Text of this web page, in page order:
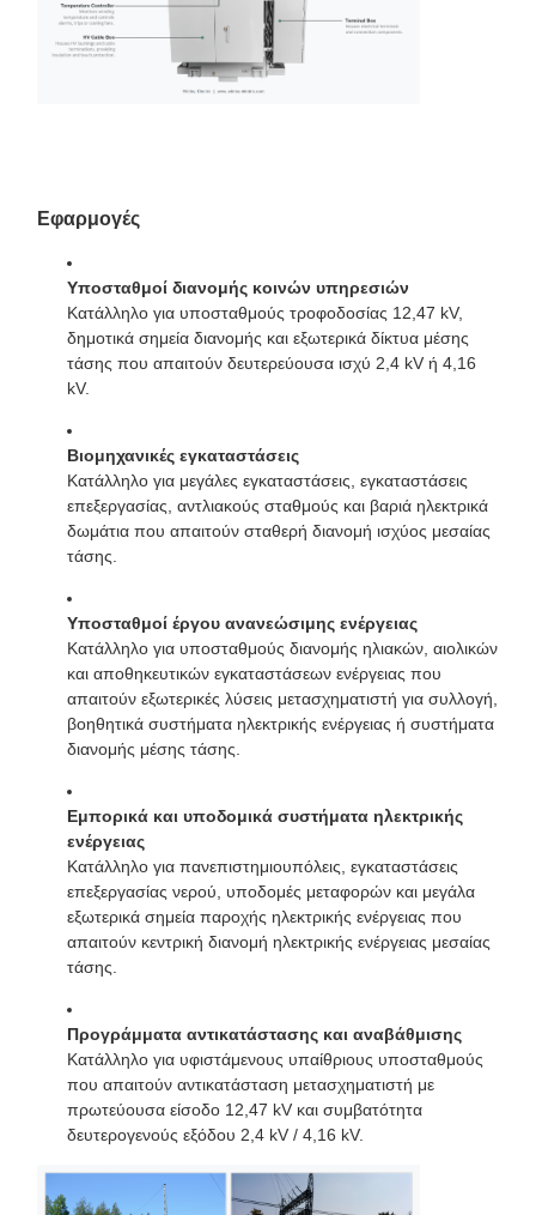
Εφαρμογές
Υποσταθμοί διανομής κοινών υπηρεσιών
Κατάλληλο για υποσταθμούς τροφοδοσίας 12,47 kV,
δημοτικά σημεία διανομής και εξωτερικά δίκτυα μέσης
τάσης που απαιτούν δευτερεύουσα ισχύ 2,4 kV ή 4,16
kV.
Βιομηχανικές εγκαταστάσεις
Κατάλληλο για μεγάλες εγκαταστάσεις, εγκαταστάσεις
επεξεργασίας, αντλιακούς σταθμούς και βαριά ηλεκτρικά
δωμάτια που απαιτούν σταθερή διανομή ισχύος μεσαίας
τάσης.
Υποσταθμοί έργου ανανεώσιμης ενέργειας
Κατάλληλο για υποσταθμούς διανομής ηλιακών, αιολικών
και αποθηκευτικών εγκαταστάσεων ενέργειας που
απαιτούν εξωτερικές λύσεις μετασχηματιστή για συλλογή,
βοηθητικά συστήματα ηλεκτρικής ενέργειας ή συστήματα
διανομής μέσης τάσης.
Εμπορικά και υποδομικά συστήματα ηλεκτρικής
ενέργειας
Κατάλληλο για πανεπιστημιουπόλεις, εγκαταστάσεις
επεξεργασίας νερού, υποδομές μεταφορών και μεγάλα
εξωτερικά σημεία παροχής ηλεκτρικής ενέργειας που
απαιτούν κεντρική διανομή ηλεκτρικής ενέργειας μεσαίας
τάσης.
Προγράμματα αντικατάστασης και αναβάθμισης
Κατάλληλο για υφιστάμενους υπαίθριους υποσταθμούς
που απαιτούν αντικατάσταση μετασχηματιστή με
πρωτεύουσα είσοδο 12,47 kV και συμβατότητα
δευτερογενούς εξόδου 2,4 kV / 4,16 kV.